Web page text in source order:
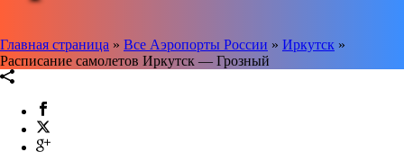
Главная страница » Все Аэропорты России » Иркутск »
Расписание самолетов Иркутск — Грозный